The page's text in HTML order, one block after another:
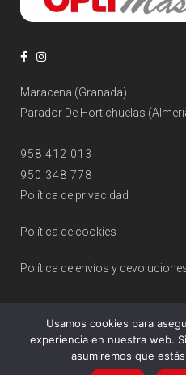
Maracena (Granada)
Parador De Hortichuelas
958 412 013
950 348 778
Política de privacidad
Política de cookies
Política de envíos y
© 2026
Usamos cookies para
experiencia en nuestra web.
asumiremos que